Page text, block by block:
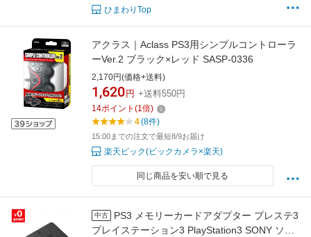
ひまわりTop
アクラス｜Aclass PS3用シンプルコントローラ
ーVer.2 ブラック×レッド SASP-0336
2,170円(価格+送料)
1,620 円 +送料550円
14ポイント (1倍)
4(8件)
15:00までの注文で最短8/9お届け
楽天ビック(ビックカメラ×楽天)
同じ商品を安い順で見る
中古
PS3 メモリーカードアダプター プレステ3
プレイステーション3 PlayStation3 SONY ソニ